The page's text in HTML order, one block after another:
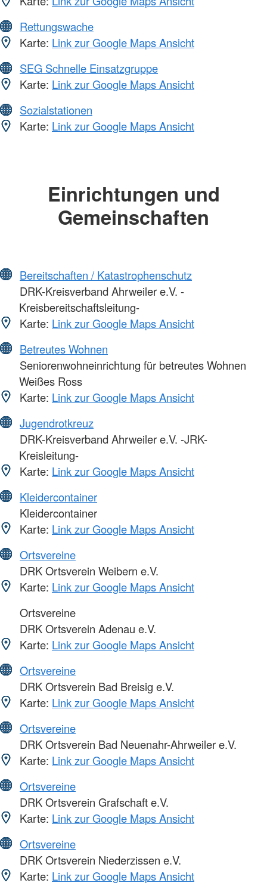
Rettungswache
Karte: Link zur Google Maps Ansicht
SEG Schnelle Einsatzgruppe
Karte: Link zur Google Maps Ansicht
Sozialstationen
Karte: Link zur Google Maps Ansicht
Einrichtungen und
Gemeinschaften
Bereitschaften / Katastrophenschutz
DRK-Kreisverband Ahrweiler e.V. -
Kreisbereitschaftsleitung-
Karte: Link zur Google Maps Ansicht
Betreutes Wohnen
Seniorenwohneinrichtung für betreutes Wohnen
Weißes Ross
Karte: Link zur Google Maps Ansicht
Jugendrotkreuz
DRK-Kreisverband Ahrweiler e.V. -JRK-
Kreisleitung-
Karte: Link zur Google Maps Ansicht
Kleidercontainer
Kleidercontainer
Karte: Link zur Google Maps Ansicht
Ortsvereine
DRK Ortsverein Weibern e.V.
Karte: Link zur Google Maps Ansicht
Ortsvereine
DRK Ortsverein Adenau e.V.
Karte: Link zur Google Maps Ansicht
Ortsvereine
DRK Ortsverein Bad Breisig e.V.
Karte: Link zur Google Maps Ansicht
Ortsvereine
DRK Ortsverein Bad Neuenahr-Ahrweiler e.V.
Karte: Link zur Google Maps Ansicht
Ortsvereine
DRK Ortsverein Grafschaft e.V.
Karte: Link zur Google Maps Ansicht
Ortsvereine
DRK Ortsverein Niederzissen e.V.
Karte: Link zur Google Maps Ansicht